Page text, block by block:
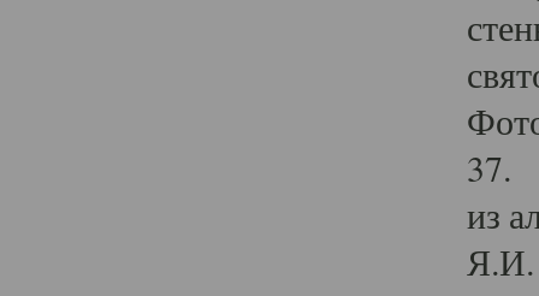
37.
из
Я.И.